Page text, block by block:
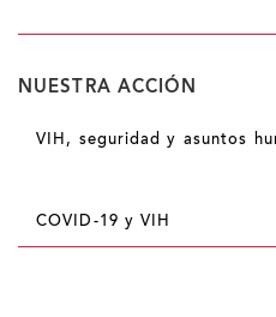
NUESTRA ACCIÓN
VIH, seguridad y asuntos
COVID-19 y VIH